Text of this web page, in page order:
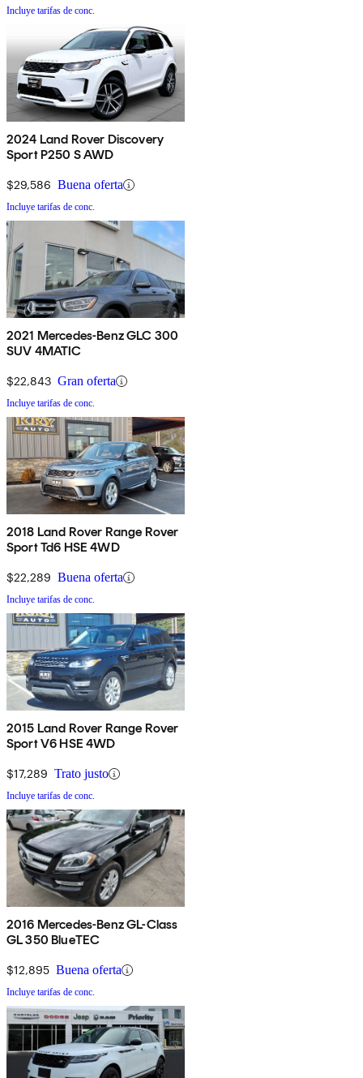
Incluye tarifas de conc.
2024 Land Rover Discovery
Sport P250 S AWD
$29,586 Buena oferta
Incluye tarifas de conc.
2021 Mercedes-Benz GLC 300
SUV 4MATIC
$22,843 Gran oferta
Incluye tarifas de conc.
2018 Land Rover Range Rover
Sport Td6 HSE 4WD
$22,289 Buena oferta
Incluye tarifas de conc.
2015 Land Rover Range Rover
Sport V6 HSE 4WD
$17,289 Trato justo
Incluye tarifas de conc.
2016 Mercedes-Benz GL-Class
GL 350 BlueTEC
$12,895 Buena oferta
Incluye tarifas de conc.